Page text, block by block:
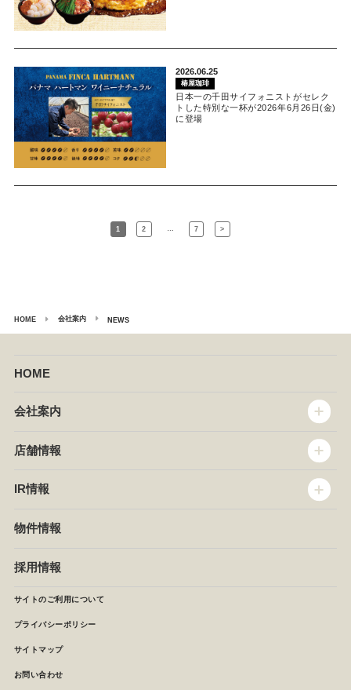
2026.06.25
椿屋珈琲
日本一の千田サイフォニストがセレク
トした特別な一杯が2026年6月26日(金)
に登場
1 2 … 7 >
HOME 会社案内 NEWS
HOME
会社案内
企業情報
セントラルキッチン
NEWS
店舗情報
椿屋珈琲
イタリアンダイニングDONA
店舗検索
IR情報
IRニュース
月次報告
決算短信
株主の皆様へ
よくあるご質問 (株主優待制度)
物件情報
採用情報
サイトのご利用について
プライバシーポリシー
サイトマップ
お問い合わせ